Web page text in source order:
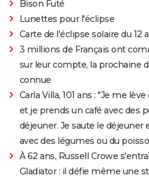
Bison Futé
Lunettes pour l'éclipse
Carte de l'éclipse solaire du 12
3 millions de Français ont
sur leur compte, la prochaine
connue
Carla Villa, 101 ans : "Je me
et je prends un café avec des
déjeuner. Je saute le déjeuner
avec des légumes ou du
À 62 ans, Russell Crowe
Gladiator : il défie même une